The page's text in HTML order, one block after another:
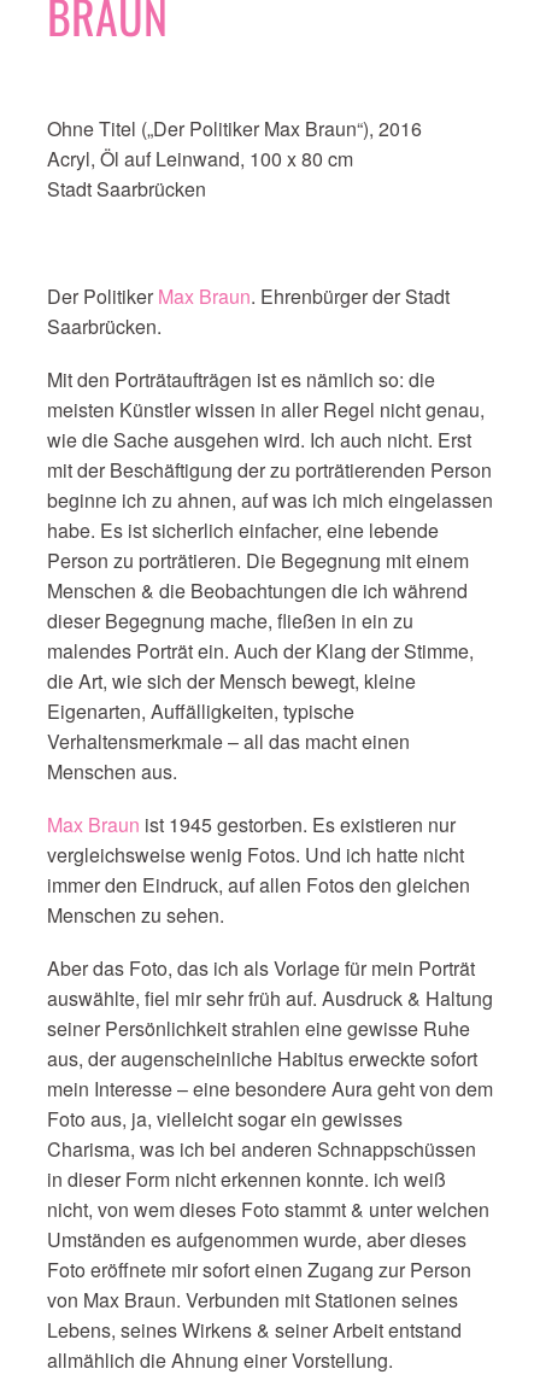
BRAUN
Ohne Titel („Der Politiker Max Braun“), 2016
Acryl, Öl auf Leinwand, 100 x 80 cm
Stadt Saarbrücken
Der Politiker Max Braun. Ehrenbürger der Stadt
Saarbrücken.
Mit den Porträtaufträgen ist es nämlich so: die
meisten Künstler wissen in aller Regel nicht genau,
wie die Sache ausgehen wird. Ich auch nicht. Erst
mit der Beschäftigung der zu porträtierenden Person
beginne ich zu ahnen, auf was ich mich eingelassen
habe. Es ist sicherlich einfacher, eine lebende
Person zu porträtieren. Die Begegnung mit einem
Menschen & die Beobachtungen die ich während
dieser Begegnung mache, fließen in ein zu
malendes Porträt ein. Auch der Klang der Stimme,
die Art, wie sich der Mensch bewegt, kleine
Eigenarten, Auffälligkeiten, typische
Verhaltensmerkmale – all das macht einen
Menschen aus.
Max Braun ist 1945 gestorben. Es existieren nur
vergleichsweise wenig Fotos. Und ich hatte nicht
immer den Eindruck, auf allen Fotos den gleichen
Menschen zu sehen.
Aber das Foto, das ich als Vorlage für mein Porträt
auswählte, fiel mir sehr früh auf. Ausdruck & Haltung
seiner Persönlichkeit strahlen eine gewisse Ruhe
aus, der augenscheinliche Habitus erweckte sofort
mein Interesse – eine besondere Aura geht von dem
Foto aus, ja, vielleicht sogar ein gewisses
Charisma, was ich bei anderen Schnappschüssen
in dieser Form nicht erkennen konnte. ich weiß
nicht, von wem dieses Foto stammt & unter welchen
Umständen es aufgenommen wurde, aber dieses
Foto eröffnete mir sofort einen Zugang zur Person
von Max Braun. Verbunden mit Stationen seines
Lebens, seines Wirkens & seiner Arbeit entstand
allmählich die Ahnung einer Vorstellung.